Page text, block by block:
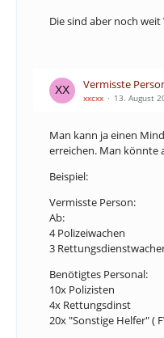
Die sind aber noch
Vermisste
xxcxx 13. August
Man kann ja einen
erreichen. Man könnte
Beispiel:
Vermisste Person:
Ab:
4 Polizeiwachen
3
Benötigtes Personal:
10x Polizisten
4x Rettungsdinst
20x "Sonstige Helfer" (